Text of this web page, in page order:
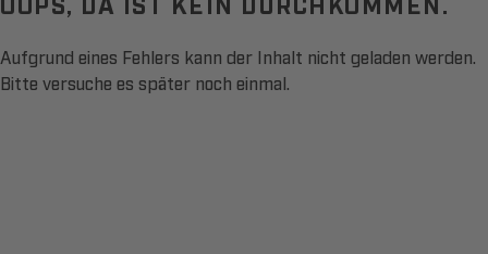
Aufgrund eines Fehlers kann der Inhalt nicht geladen werden.
Bitte versuche es später noch einmal.